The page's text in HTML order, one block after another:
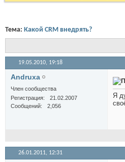
Тема: Какой CRM внедрять?
19.05.2010, 19:18
Andruxa
Член сообщества
Регистрация
21.02.2007
Сообщений
2,056
Я
26.01.2011, 12:31